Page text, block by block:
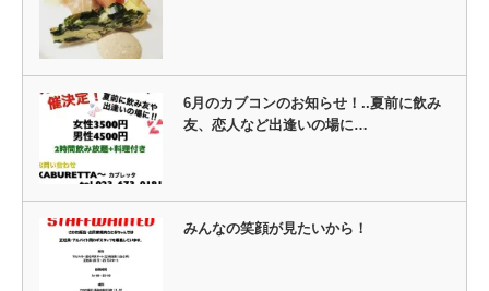
6月のカブコンのお知らせ！..夏前に飲み
友、恋人など出逢いの場に…
みんなの笑顔が見たいから！